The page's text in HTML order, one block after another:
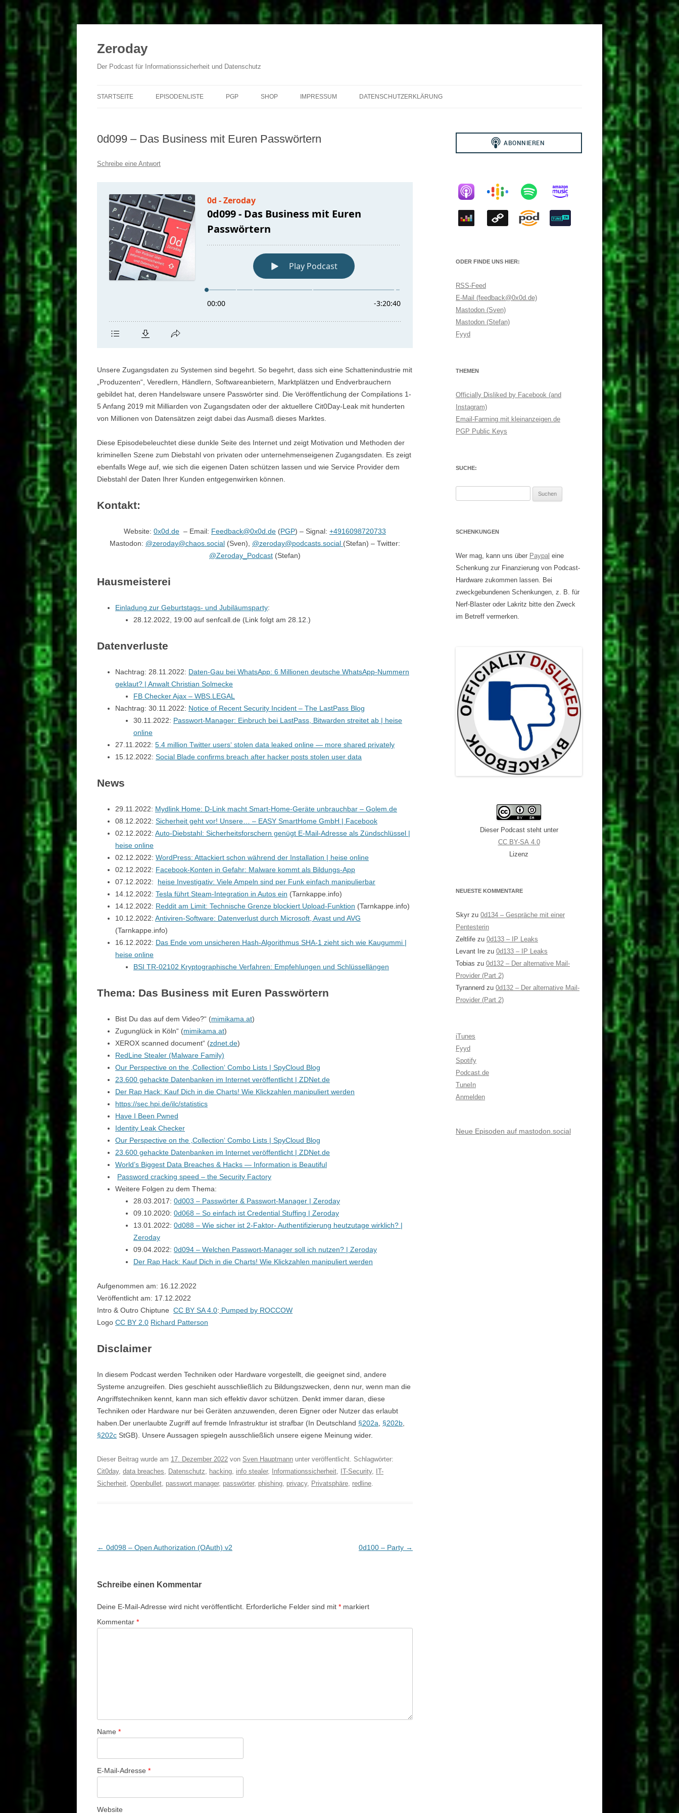
Zeroday
Der Podcast für Informationssicherheit und Datenschutz
STARTSEITE EPISODENLISTE PGP SHOP IMPRESSUM DATENSCHUTZERKLÄRUNG
0d099 – Das Business mit Euren Passwörtern
Schreibe eine Antwort
Unsere Zugangsdaten zu Systemen sind begehrt. So begehrt, dass sich eine Schattenindustrie mit
„Produzenten“, Veredlern, Händlern, Softwareanbietern, Marktplätzen und Endverbrauchern
gebildet hat, deren Handelsware unsere Passwörter sind. Die Veröffentlichung der Compilations 1-
5 Anfang 2019 mit Milliarden von Zugangsdaten oder der aktuellere Cit0Day-Leak mit hunderten
von Millionen von Datensätzen zeigt dabei das Ausmaß dieses Marktes.
Diese Episodebeleuchtet diese dunkle Seite des Internet und zeigt Motivation und Methoden der
kriminellen Szene zum Diebstahl von privaten oder unternehmens­eigenen Zugangsdaten. Es zeigt
ebenfalls Wege auf, wie sich die eigenen Daten schützen lassen und wie Service Provider dem
Diebstahl der Daten Ihrer Kunden entgegenwirken können.
Kontakt:
Website: 0x0d.de– Email: Feedback@0x0d.de(PGP) – Signal: +4916098720733
Mastodon: @zeroday@chaos.social(Sven), @zeroday@podcasts.social (Stefan) – Twitter:
@Zeroday_Podcast(Stefan)
Hausmeisterei
Einladung zur Geburtstags- und Jubiläumsparty:
28.12.2022, 19:00 auf senfcall.de (Link folgt am 28.12.)
Datenverluste
Nachtrag: 28.11.2022: Daten-Gau bei WhatsApp: 6 Millionen deutsche WhatsApp-Nummern
geklaut? | Anwalt Christian Solmecke
FB Checker Ajax – WBS.LEGAL
Nachtrag: 30.11.2022: Notice of Recent Security Incident – The LastPass Blog
30.11.2022: Passwort-Manager: Einbruch bei LastPass, Bitwarden streitet ab | heise
online
27.11.2022: 5.4 million Twitter users‘ stolen data leaked online — more shared privately
15.12.2022: Social Blade confirms breach after hacker posts stolen user data
News
29.11.2022: Mydlink Home: D-Link macht Smart-Home-Geräte unbrauchbar – Golem.de
08.12.2022: Sicherheit geht vor! Unsere… – EASY SmartHome GmbH | Facebook
02.12.2022: Auto-Diebstahl: Sicherheitsforschern genügt E-Mail-Adresse als Zündschlüssel |
heise online
02.12.2022: WordPress: Attackiert schon während der Installation | heise online
02.12.2022: Facebook-Konten in Gefahr: Malware kommt als Bildungs-App
07.12.2022: heise Investigativ: Viele Ampeln sind per Funk einfach manipulierbar
14.12.2022: Tesla führt Steam-Integration in Autos ein (Tarnkappe.info)
14.12.2022: Reddit am Limit: Technische Grenze blockiert Upload-Funktion (Tarnkappe.info)
10.12.2022: Antiviren-Software: Datenverlust durch Microsoft, Avast und AVG
(Tarnkappe.info)
16.12.2022: Das Ende vom unsicheren Hash-Algorithmus SHA-1 zieht sich wie Kaugummi |
heise online
BSI TR-02102 Kryptographische Verfahren: Empfehlungen und Schlüssellängen
Thema: Das Business mit Euren Passwörtern
Bist Du das auf dem Video?“ (mimikama.at)
Zugunglück in Köln“ (mimikama.at)
XEROX scanned document“ (zdnet.de)
RedLine Stealer (Malware Family)
Our Perspective on the ‚Collection‘ Combo Lists | SpyCloud Blog
23.600 gehackte Datenbanken im Internet veröffentlicht | ZDNet.de
Der Rap Hack: Kauf Dich in die Charts! Wie Klickzahlen manipuliert werden
https://sec.hpi.de/ilc/statistics
Have I Been Pwned
Identity Leak Checker
Our Perspective on the ‚Collection‘ Combo Lists | SpyCloud Blog
23.600 gehackte Datenbanken im Internet veröffentlicht | ZDNet.de
World’s Biggest Data Breaches & Hacks — Information is Beautiful
Password cracking speed – the Security Factory
Weitere Folgen zu dem Thema:
28.03.2017: 0d003 – Passwörter & Passwort-Manager | Zeroday
09.10.2020: 0d068 – So einfach ist Credential Stuffing | Zeroday
13.01.2022: 0d088 – Wie sicher ist 2-Faktor- Authentifizierung heutzutage wirklich? |
Zeroday
09.04.2022: 0d094 – Welchen Passwort-Manager soll ich nutzen? | Zeroday
Der Rap Hack: Kauf Dich in die Charts! Wie Klickzahlen manipuliert werden
Aufgenommen am: 16.12.2022
Veröffentlicht am: 17.12.2022
Intro & Outro Chiptune CC BY SA 4.0: Pumped by ROCCOW
Logo CC BY 2.0 Richard Patterson
Disclaimer
In diesem Podcast werden Techniken oder Hardware vorgestellt, die geeignet sind, andere
Systeme anzugreifen. Dies geschieht ausschließlich zu Bildungszwecken, denn nur, wenn man die
Angriffstechniken kennt, kann man sich effektiv davor schützen. Denkt immer daran, diese
Techniken oder Hardware nur bei Geräten anzuwenden, deren Eigner oder Nutzer das erlaubt
haben.Der unerlaubte Zugriff auf fremde Infrastruktur ist strafbar (In Deutschland §202a §202b
§202c StGB). Unsere Aussagen spiegeln ausschließlich unsere eigene Meinung wider.
Dieser Beitrag wurde am 17. Dezember 2022 von Sven Hauptmann unter veröffentlicht. Schlagwörter:
Cit0day, data breaches, Datenschutz, hacking, info stealer, Informationssicherheit, IT-Security, IT-
Sicherheit, Openbullet, passwort manager, passwörter, phishing, privacy, Privatsphäre, redline.
Beitragsnavigation
← 0d098 – Open Authorization (OAuth) v2 0d100 – Party →
Schreibe einen Kommentar
Deine E-Mail-Adresse wird nicht veröffentlicht. Erforderliche Felder sind mit * markiert
Kommentar *
Name *
E-Mail-Adresse *
Website
ODER FINDE UNS HIER:
RSS-Feed
E-Mail (feedback@0x0d.de)
Mastodon (Sven)
Mastodon (Stefan)
Fyyd
THEMEN
Officially Disliked by Facebook (and
Instagram)
Email-Farming mit kleinanzeigen.de
PGP Public Keys
SUCHE:
SCHENKUNGEN
Wer mag, kann uns über Paypal eine
Schenkung zur Finanzierung von Podcast-
Hardware zukommen lassen. Bei
zweckgebundenen Schenkungen, z. B. für
Nerf-Blaster oder Lakritz bitte den Zweck
im Betreff vermerken.
Dieser Podcast steht unter
CC BY-SA 4.0
Lizenz
NEUESTE KOMMENTARE
Skyr zu 0d134 – Gespräche mit einer
Pentesterin
Zeltlife zu 0d133 – IP Leaks
Levant Ire zu 0d133 – IP Leaks
Tobias zu 0d132 – Der alternative Mail-
Provider (Part 2)
Tyrannerd zu 0d132 – Der alternative Mail-
Provider (Part 2)
iTunes
Fyyd
Spotify
Podcast.de
TuneIn
Anmelden
Neue Episoden auf mastodon.social